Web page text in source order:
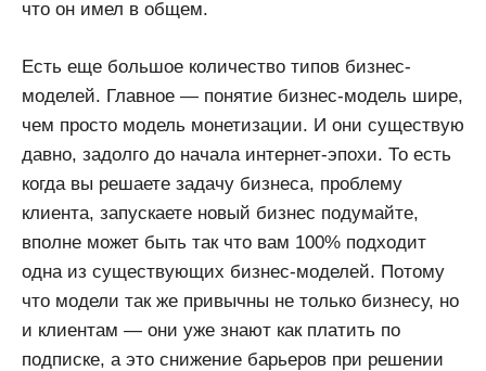
что он имел в общем.
Есть еще большое количество типов бизнес-
моделей. Главное — понятие бизнес-модель шире,
чем просто модель монетизации. И они существую
давно, задолго до начала интернет-эпохи. То есть
когда вы решаете задачу бизнеса, проблему
клиента, запускаете новый бизнес подумайте,
вполне может быть так что вам 100% подходит
одна из существующих бизнес-моделей. Потому
что модели так же привычны не только бизнесу, но
и клиентам — они уже знают как платить по
подписке, а это снижение барьеров при решении